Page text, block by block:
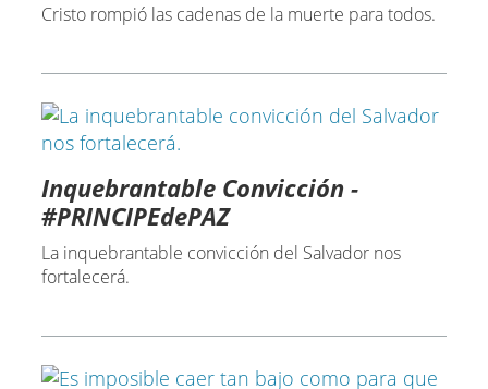
Cristo rompió las cadenas de la muerte para todos.
Inquebrantable Convicción -
#PRINCIPEdePAZ
La inquebrantable convicción del Salvador nos
fortalecerá.